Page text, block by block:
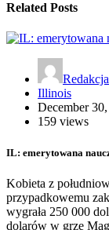
Related Posts
Redakcja
Illinois
December
159 views
IL: emerytowana
Kobieta z
przypadkowemu
wygrała 250 000
dolarów w grze